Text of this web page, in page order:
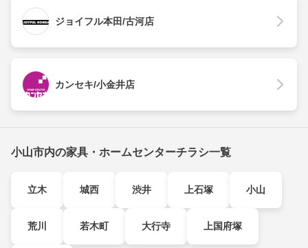
ジョイフル本田/古河店
カンセキ/小金井店
小山市内の家具・ホームセンターチラシ一覧
立木 城西 渋井 上石塚 小山
荒川 若木町 大行寺 上国府塚